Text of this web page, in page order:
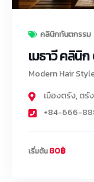
คลินิกทันตกรรม
เมธาวี คลินิ
Modern Hair
เมืองตรัง,ตรัง
+84-666-
เริ่มต้น80฿